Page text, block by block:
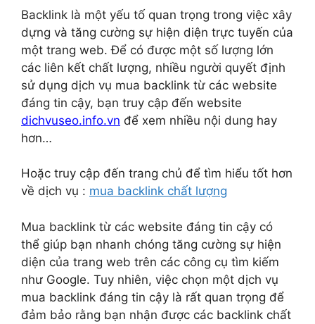
Backlink là một yếu tố quan trọng trong việc xây
dựng và tăng cường sự hiện diện trực tuyến của
một trang web. Để có được một số lượng lớn
các liên kết chất lượng, nhiều người quyết định
sử dụng dịch vụ mua backlink từ các website
đáng tin cậy, bạn truy cập đến website
dichvuseo.info.vn để xem nhiều nội dung hay
hơn…
Hoặc truy cập đến trang chủ để tìm hiểu tốt hơn
về dịch vụ : mua backlink chất lượng
Mua backlink từ các website đáng tin cậy có
thể giúp bạn nhanh chóng tăng cường sự hiện
diện của trang web trên các công cụ tìm kiếm
như Google. Tuy nhiên, việc chọn một dịch vụ
mua backlink đáng tin cậy là rất quan trọng để
đảm bảo rằng bạn nhận được các backlink chất